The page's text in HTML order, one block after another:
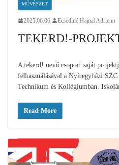
MŰVÉSZET
2025.06.06. Ecsediné Hajnal Adrienn
TEKERD!-
A tekerd! nevű csoport saját
felhasználásával a Nyíregyházi
Technikum és Kollégiumban.
Read More